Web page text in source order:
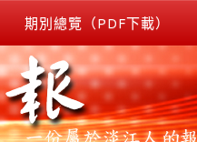
期別總覽（PDF下載）